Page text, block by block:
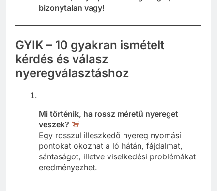
bizonytalan vagy!
GYIK – 10 gyakran ismételt
kérdés és válasz
nyeregválasztáshoz
Mi történik, ha rossz méretű nyereget
veszek?
Egy rosszul illeszkedő nyereg nyomási
pontokat okozhat a ló hátán, fájdalmat,
sántaságot, illetve viselkedési problémákat
eredményezhet.